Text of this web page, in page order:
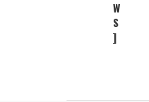
W
S
]